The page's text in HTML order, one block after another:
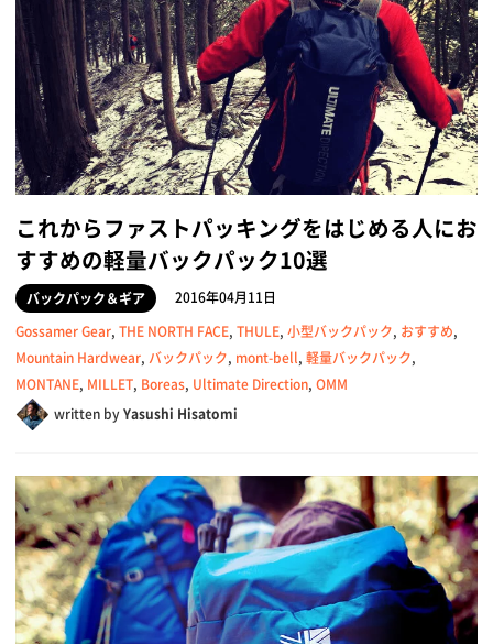
これからファストパッキングをはじめる人にお
すすめの軽量バックパック10選
バックパック＆ギア
2016年04月11日
Gossamer Gear, THE NORTH FACE, THULE, 小型バックパック, おすすめ,
Mountain Hardwear, バックパック, mont-bell, 軽量バックパック,
MONTANE, MILLET, Boreas, Ultimate Direction, OMM
written byYasushi Hisatomi